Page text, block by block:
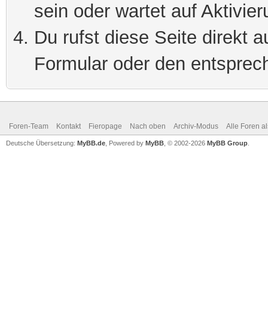
sein oder wartet auf
Du rufst diese Seite direkt
Formular oder den
Foren-Team Kontakt Fieropage Nach oben Archiv-Modus Alle Foren
Deutsche Übersetzung: MyBB.de , Powered by MyBB , © 2002-2026 MyBB Group